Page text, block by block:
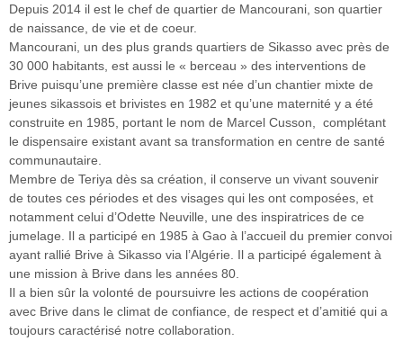
Depuis 2014 il est le chef de quartier de Mancourani, son quartier
de naissance, de vie et de coeur.
Mancourani, un des plus grands quartiers de Sikasso avec près de
30 000 habitants, est aussi le « berceau » des interventions de
Brive puisqu’une première classe est née d’un chantier mixte de
jeunes sikassois et brivistes en 1982 et qu’une maternité y a été
construite en 1985, portant le nom de Marcel Cusson, complétant
le dispensaire existant avant sa transformation en centre de santé
communautaire.
Membre de Teriya dès sa création, il conserve un vivant souvenir
de toutes ces périodes et des visages qui les ont composées, et
notamment celui d’Odette Neuville, une des inspiratrices de ce
jumelage. Il a participé en 1985 à Gao à l’accueil du premier convoi
ayant rallié Brive à Sikasso via l’Algérie. Il a participé également à
une mission à Brive dans les années 80.
Il a bien sûr la volonté de poursuivre les actions de coopération
avec Brive dans le climat de confiance, de respect et d’amitié qui a
toujours caractérisé notre collaboration.